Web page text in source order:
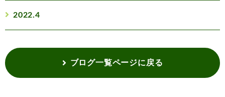
2022.4
ブログ一覧ページに戻る